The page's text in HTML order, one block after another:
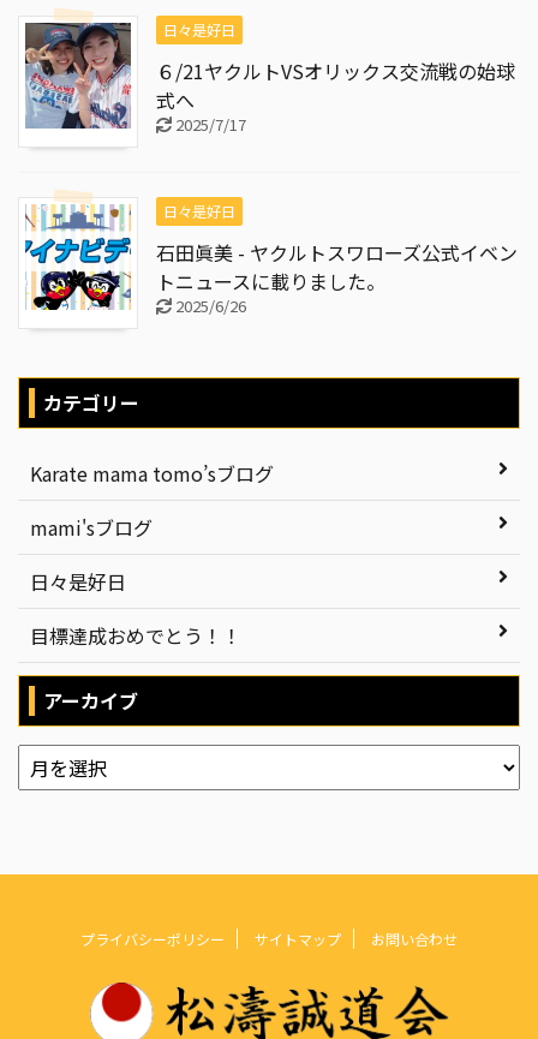
日々是好日
６/21ヤクルトVSオリックス交流戦の始球
式へ
2025/7/17
日々是好日
石田眞美 - ヤクルトスワローズ公式イベン
トニュースに載りました。
2025/6/26
カテゴリー
Karate mama tomo’sブログ
mami'sブログ
日々是好日
目標達成おめでとう！！
アーカイブ
プライバシーポリシー サイトマップ お問い合わせ